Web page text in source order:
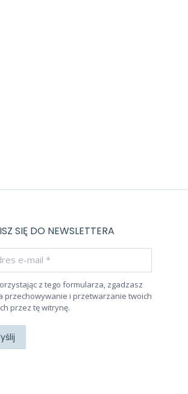
SIĘ DO NEWSLETTERA
z tego formularza, zgadzasz
przechowywanie i przetwarzanie twoich
przez tę witrynę.